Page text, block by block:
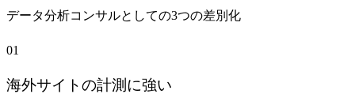
データ分析コンサルとしての3つの差別化
01
海外サイトの計測に強い